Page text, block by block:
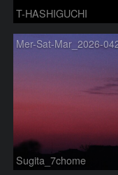
T-HASHIGUCHI
Sugita_7chome